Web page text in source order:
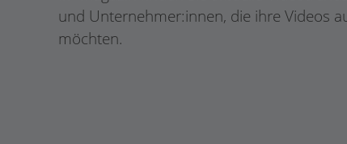
und Unternehmer:innen, die ihre Videos
möchten.